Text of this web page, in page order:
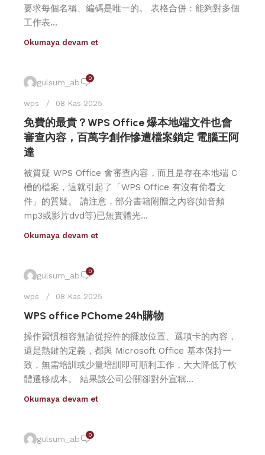
要求每個名稱、編碼是唯一的。 表格合併：能夠對多個
工作表...
Okumaya devam et
gulsum_ab 0
wps 08 Kas 2025
免費的最貴？WPS Office 爆本地端文件也會
審查內容，百萬字創作慘遭檔案鎖定 電腦王阿
達
被質疑 WPS Office 會審查內容，而且是存在本地端 C
槽的檔案，這就引起了「WPS Office 有沒有偷看文
件」的質疑。 請注意，部分書籍附贈之內容(如音頻
mp3或影片dvd等)已無實體光...
Okumaya devam et
gulsum_ab 0
wps 08 Kas 2025
WPS office PChome 24h購物
操作習慣相容無論從控件的擺放位置、選項卡的內容，
還是熱鍵的定義，都與 Microsoft Office 基本保持一
致，無需培訓或少量培訓即可順利工作，大大降低了軟
體遷移成本。 結果該公司公關卻對外宣稱...
Okumaya devam et
gulsum_ab 0